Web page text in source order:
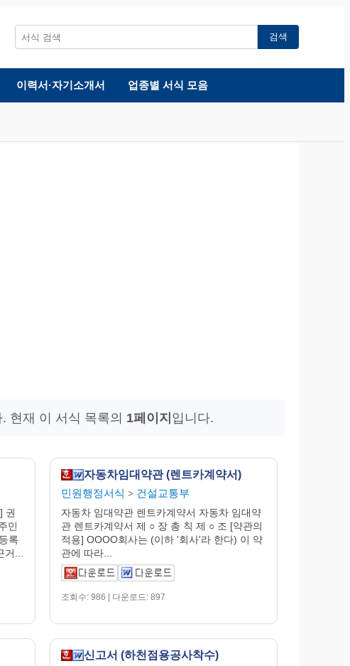
검색
이력서·자기소개서 업종별 서식 모음
현재 이 서식 목록의 1페이지 입니다.
권
민
록
...
자동차임대약관 (렌트카계약서)
민원행정서식 > 건설교통부
자동차 임대약관 렌트카계약서 자동차 임대약
관 렌트카계약서 제 ○ 장 총 칙 제 ○ 조 [약관의
적용] OOOO회사는 (이하 '회사'라 한다) 이 약
관에 따라...
조회수: 986 | 다운로드: 897
신고서 (하천점용공사착수)